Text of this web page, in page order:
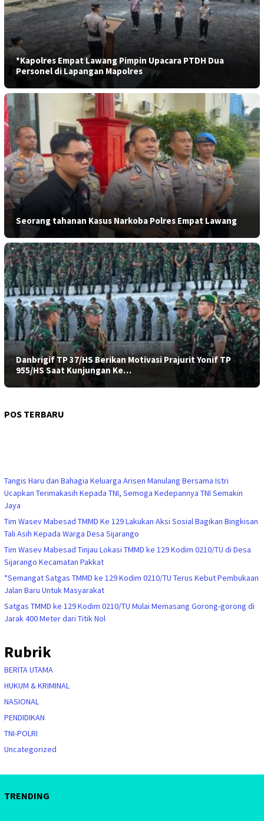
*Kapolres Empat Lawang Pimpin Upacara PTDH Dua
Personel di Lapangan Mapolres
Seorang tahanan Kasus Narkoba Polres Empat Lawang
Danbrigif TP 37/HS Berikan Motivasi Prajurit Yonif TP
955/HS Saat Kunjungan Ke…
POS TERBARU
Tangis Haru dan Bahagia Keluarga Arisen Manulang Bersama Istri
Ucapkan Terimakasih Kepada TNI, Semoga Kedepannya TNI Semakin
Jaya
Tim Wasev Mabesad TMMD Ke 129 Lakukan Aksi Sosial Bagikan Bingkisan
Tali Asih Kepada Warga Desa Sijarango
Tim Wasev Mabesad Tinjau Lokasi TMMD ke 129 Kodim 0210/TU di Desa
Sijarango Kecamatan Pakkat
*Semangat Satgas TMMD ke 129 Kodim 0210/TU Terus Kebut Pembukaan
Jalan Baru Untuk Masyarakat
Satgas TMMD ke 129 Kodim 0210/TU Mulai Memasang Gorong-gorong di
Jarak 400 Meter dari Titik Nol
Rubrik
BERITA UTAMA
HUKUM & KRIMINAL
NASIONAL
PENDIDIKAN
TNI-POLRI
Uncategorized
TRENDING